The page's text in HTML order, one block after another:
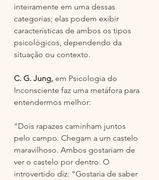
inteiramente em uma dessas
categorias; elas podem exibir
características de ambos os tipos
psicológicos, dependendo da
situação ou contexto.
C. G. Jung, em Psicologia do
Inconsciente faz uma metáfora para
entendermos melhor:
“Dois rapazes caminham juntos
pelo campo. Chegam a um castelo
maravilhoso. Ambos gostariam de
ver o castelo por dentro. O
introvertido diz: “Gostaria de saber